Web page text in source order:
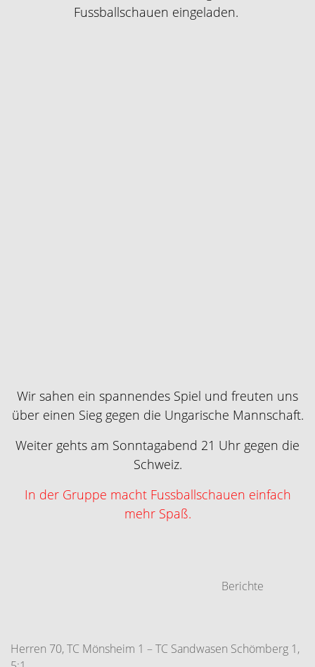
Fussballschauen eingeladen.
Wir sahen ein spannendes Spiel und freuten uns
über einen Sieg gegen die Ungarische Mannschaft.
Weiter gehts am Sonntagabend 21 Uhr gegen die
Schweiz.
In der Gruppe macht Fussballschauen einfach
mehr Spaß.
Berichte
Herren 70, TC Mönsheim 1 – TC Sandwasen Schömberg 1,